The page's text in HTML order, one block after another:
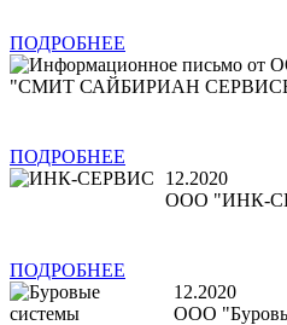
ПОДРОБНЕЕ
ПОДРОБНЕЕ
12.2020
ООО "ИНК-
ПОДРОБНЕЕ
12.2020
ООО